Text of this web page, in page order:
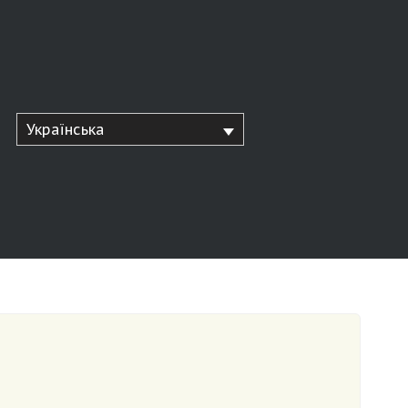
Українська